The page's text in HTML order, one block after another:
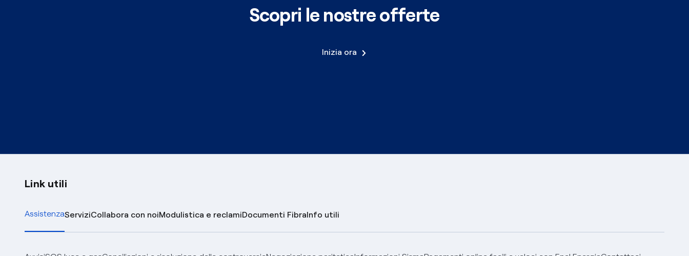
Scopri le nostre offerte
Inizia ora
Link utili
AssistenzaServiziCollabora con noiModulistica e reclamiDocumenti FibraInfo utili